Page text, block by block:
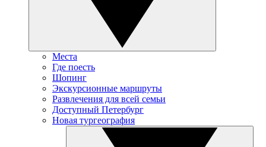
Места
Где поесть
Шопинг
Экскурсионные маршруты
Развлечения для всей семьи
Доступный Петербург
Новая тургеография